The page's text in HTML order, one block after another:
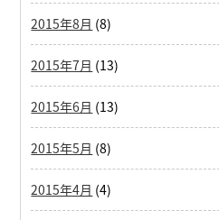
2015年8月 (8)
2015年7月 (13)
2015年6月 (13)
2015年5月 (8)
2015年4月 (4)